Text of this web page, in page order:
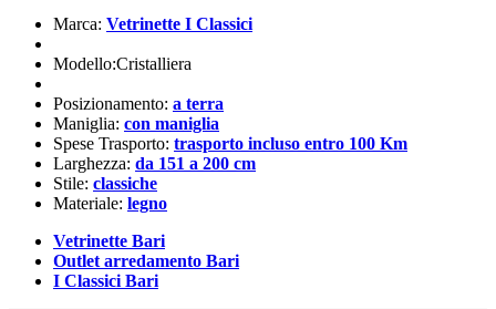
Marca: Vetrinette I Classici
Modello:Cristalliera
Posizionamento: a terra
Maniglia: con maniglia
Spese Trasporto: trasporto incluso entro 100 Km
Larghezza: da 151 a 200 cm
Stile: classiche
Materiale: legno
Vetrinette Bari
Outlet arredamento Bari
I Classici Bari